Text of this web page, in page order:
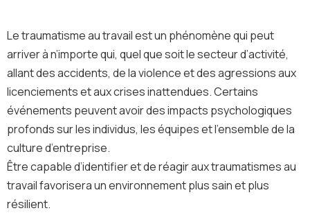
Le traumatisme au travail est un phénomène qui peut
arriver à n’importe qui, quel que soit le secteur d’activité,
allant des accidents, de la violence et des agressions aux
licenciements et aux crises inattendues. Certains
événements peuvent avoir des impacts psychologiques
profonds sur les individus, les équipes et l’ensemble de la
culture d’entreprise.
Être capable d’identifier et de réagir aux traumatismes au
travail favorisera un environnement plus sain et plus
résilient.